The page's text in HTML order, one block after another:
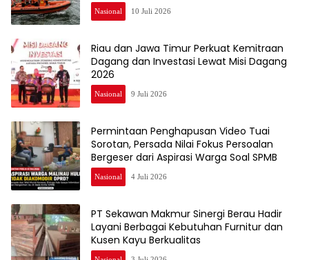
Nasional 10 Juli 2026
Riau dan Jawa Timur Perkuat Kemitraan
Dagang dan Investasi Lewat Misi Dagang
2026
Nasional 9 Juli 2026
Permintaan Penghapusan Video Tuai
Sorotan, Persada Nilai Fokus Persoalan
Bergeser dari Aspirasi Warga Soal SPMB
Nasional 4 Juli 2026
PT Sekawan Makmur Sinergi Berau Hadir
Layani Berbagai Kebutuhan Furnitur dan
Kusen Kayu Berkualitas